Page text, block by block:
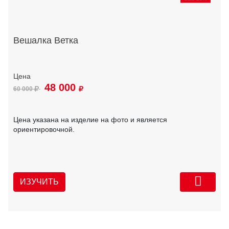
Вешалка Ветка
60 000 48 000
Цена указана на изделие на фото и является
ориентировочной.
ИЗУЧИТЬ